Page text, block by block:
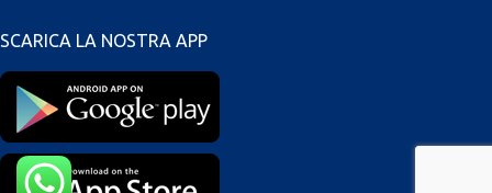
SCARICA LA NOSTRA APP